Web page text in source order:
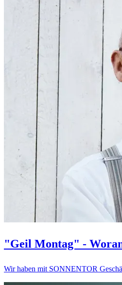
"Geil Montag" -
Wir haben mit SONNENTOR